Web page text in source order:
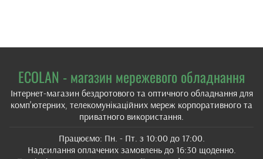
ECOLAN - магазин мережевого обладнання
Інтернет-магазин бездротового та оптичного обладнання для
комп'ютерних, телекомунікаційних мереж корпоративного та
приватного використання.
Працюємо: Пн. - Пт. з 10:00 до 17:00.
Надсилання оплачених замовлень до 16:30 щоденно.